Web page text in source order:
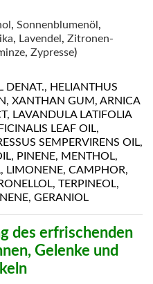
, Sonnenblumenöl ,
, Lavendel , Zitronen-
, Zypresse)
DENAT., HELIANTHUS
XANTHAN GUM, ARNICA
LAVANDULA LATIFOLIA
LEAF OIL,
SEMPERVIRENS OIL,
PINENE, MENTHOL,
LIMONENE, CAMPHOR,
TERPINEOL,
GERANIOL
des erfrischenden
Gelenke und